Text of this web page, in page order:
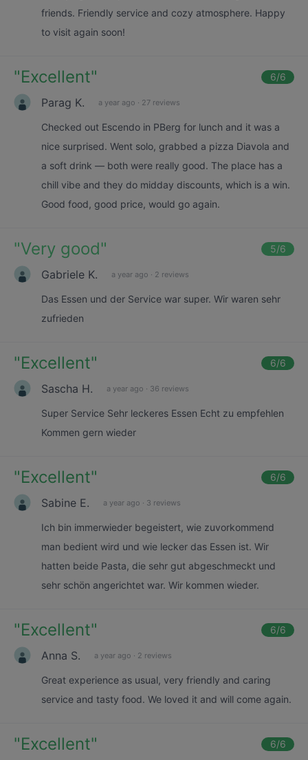
friends. Friendly service and cozy atmosphere. Happy
to visit again soon!
"Excellent" 6/6
Parag K. a year ago · 27 reviews
Checked out Escendo in PBerg for lunch and it was a
nice surprised. Went solo, grabbed a pizza Diavola and
a soft drink — both were really good. The place has a
chill vibe and they do midday discounts, which is a win.
Good food, good price, would go again.
"Very good" 5/6
Gabriele K. a year ago · 2 reviews
Das Essen und der Service war super. Wir waren sehr
zufrieden
"Excellent" 6/6
Sascha H. a year ago · 36 reviews
Super Service Sehr leckeres Essen Echt zu empfehlen
Kommen gern wieder
"Excellent" 6/6
Sabine E. a year ago · 3 reviews
Ich bin immerwieder begeistert, wie zuvorkommend
man bedient wird und wie lecker das Essen ist. Wir
hatten beide Pasta, die sehr gut abgeschmeckt und
sehr schön angerichtet war. Wir kommen wieder.
"Excellent" 6/6
Anna S. a year ago · 2 reviews
Great experience as usual, very friendly and caring
service and tasty food. We loved it and will come again.
"Excellent" 6/6